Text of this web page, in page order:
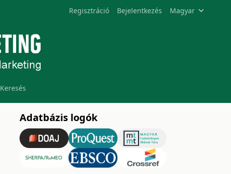
Regisztráció Bejelentkezés Magyar
Keresés
Adatbázis logók